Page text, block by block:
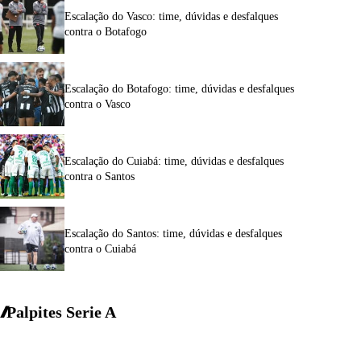
Escalação do Vasco: time, dúvidas e desfalques
contra o Botafogo
Escalação do Botafogo: time, dúvidas e desfalques
contra o Vasco
Escalação do Cuiabá: time, dúvidas e desfalques
contra o Santos
Escalação do Santos: time, dúvidas e desfalques
contra o Cuiabá
Palpites Serie A